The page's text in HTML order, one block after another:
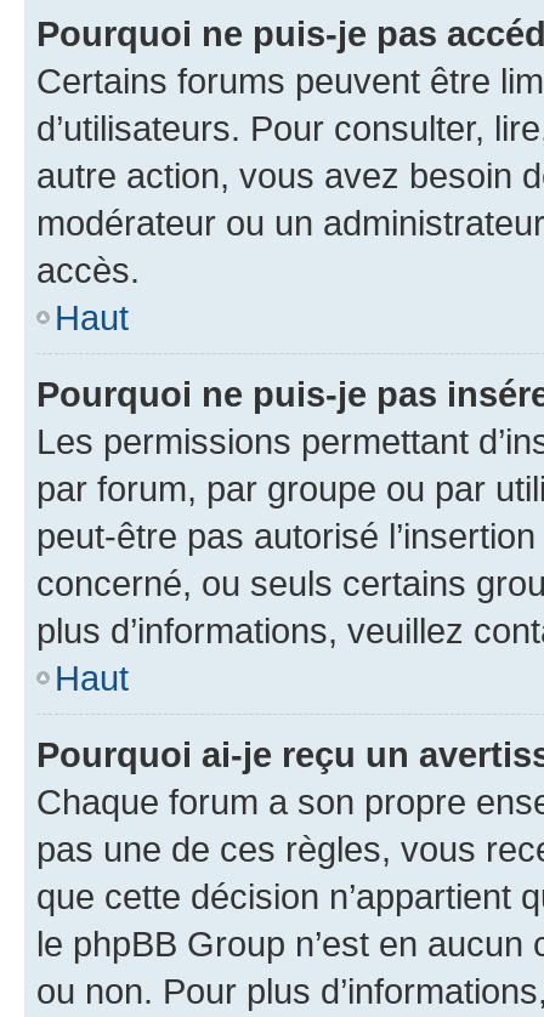
Pourquoi ne puis-je pas
Certains forums peuvent être
d’utilisateurs. Pour consulter,
autre action, vous avez besoin
modérateur ou un
accès.
Haut
Pourquoi ne puis-je pas
Les permissions permettant
par forum, par groupe ou par
peut-être pas autorisé
concerné, ou seuls certains
plus d’informations, veuillez
Haut
Pourquoi ai-je reçu un
Chaque forum a son propre
pas une de ces règles, vous
que cette décision n’appartient
le phpBB Group n’est en
ou non. Pour plus